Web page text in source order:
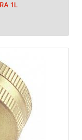
1L